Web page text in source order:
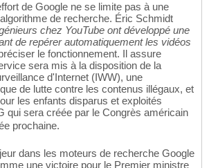
de Google ne se limite pas à une
de recherche. Éric Schmidt
chez YouTube ont développé une
de repérer automatiquement les vidéos
le fonctionnement. Il assure
sera mis à la disposition de la
d'Internet (IWW), une
de lutte contre les contenus illégaux, et
les enfants disparus et exploités
qui sera créée par le Congrès américain
prochaine.
dans les moteurs de recherche Google
une victoire pour le Premier ministre